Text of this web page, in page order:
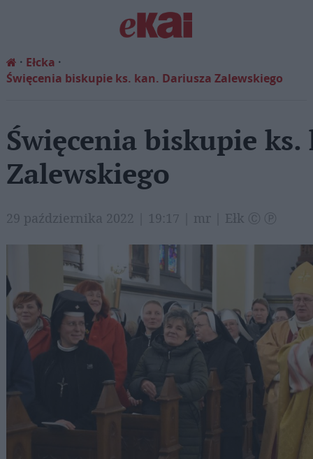
Ełcka
Święcenia biskupie ks. kan. Dariusza Zalewskiego
Święcenia biskupie
Zalewskiego
29 października 2022 | 19:17 | mr | Ełk Ⓒ Ⓟ